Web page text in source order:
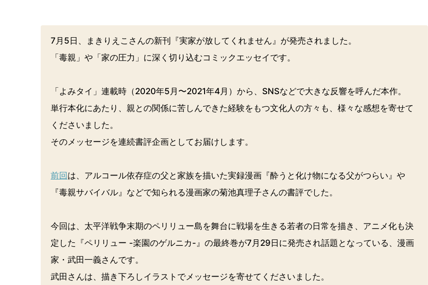
7月5日、まきりえこさんの新刊『実家が放してくれません』が発売されました。
「毒親」や「家の圧力」に深く切り込むコミックエッセイです。
「よみタイ」連載時（2020年5月〜2021年4月）から、SNSなどで大きな反響を呼んだ本作。
単行本化にあたり、親との関係に苦しんできた経験をもつ文化人の方々も、様々な感想を寄せて
くださいました。
そのメッセージを連続書評企画としてお届けします。
前回 は、アルコール依存症の父と家族を描いた実録漫画『酔うと化け物になる父がつらい』や
『毒親サバイバル』などで知られる漫画家の菊池真理子さんの書評でした。
今回は、太平洋戦争末期のペリリュー島を舞台に戦場を生きる若者の日常を描き、アニメ化も決
定した『ペリリュー -楽園のゲルニカ-』の最終巻が7月29日に発売され話題となっている、漫画
家・武田一義さんです。
武田さんは、描き下ろしイラストでメッセージを寄せてくださいました。